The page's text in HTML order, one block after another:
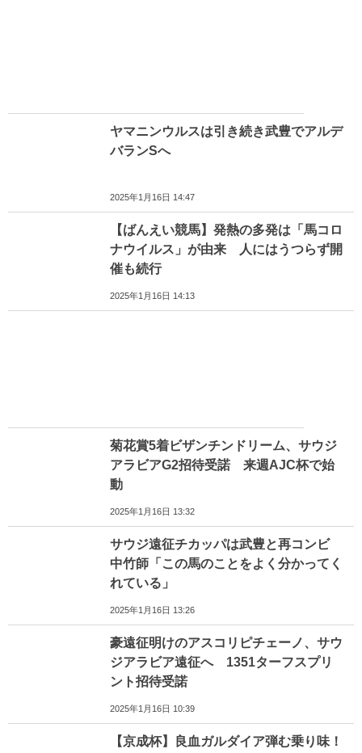
ヤマニンウルスは引き続き武豊でアルデ
バランSへ
2025年1月16日 14:47
【ばんえい競馬】発熱の多発は「馬コロ
ナウイルス」が由来 人にはうつらず開
催も続行
2025年1月16日 14:13
菊花賞5着ビザンチンドリーム、サウジ
アラビアG2招待受諾 来週AJC杯で始
動
2025年1月16日 13:32
サウジ遠征チカッパは武豊と再コンビ
中竹師「この馬のことをよく分かってく
れている」
2025年1月16日 13:26
豪遠征明けのアスコリピチェーノ、サウ
ジアラビア遠征へ 1351ターフスプリ
ント招待受諾
2025年1月16日 10:39
【京成杯】良血ガルダイア弾む乗り味！